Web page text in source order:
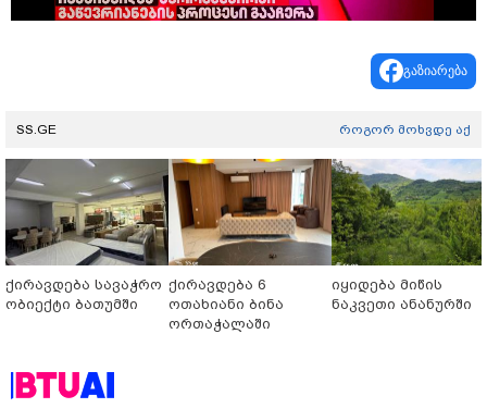
Video
გაზიარება
SS.GE როგორ მოხვდე აქ
ქირავდება სავაჭრო
ობიექტი ბათუმში
ქირავდება 6
ოთახიანი ბინა
ორთაჭალაში
იყიდება მიწის
ნაკვეთი ანანურში